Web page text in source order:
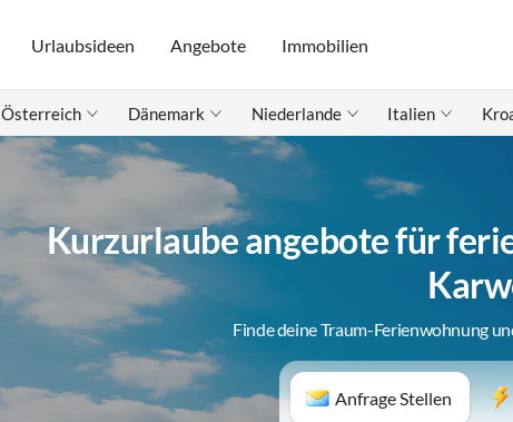
Urlaubsideen Angebote Immobilien
Österreich Dänemark Niederlande Italien
Kurzurlaube angebote für
Finde deine Traum-Ferienwohnung
Anfrage Stellen